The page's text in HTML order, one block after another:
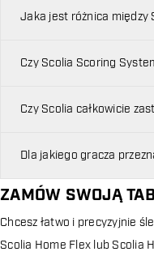
Jaka jest różnica między
Czy Scolia Scoring
Czy Scolia całkowicie
Dla jakiego gracza
ZAMÓW SWOJĄ
Chcesz łatwo i precyzyjnie
Scolia Home Flex lub Scolia